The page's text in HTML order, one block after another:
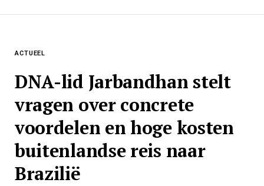
ACTUEEL
DNA-lid Jarbandhan stelt
vragen over concrete
voordelen en hoge kosten
buitenlandse reis naar
Brazilië